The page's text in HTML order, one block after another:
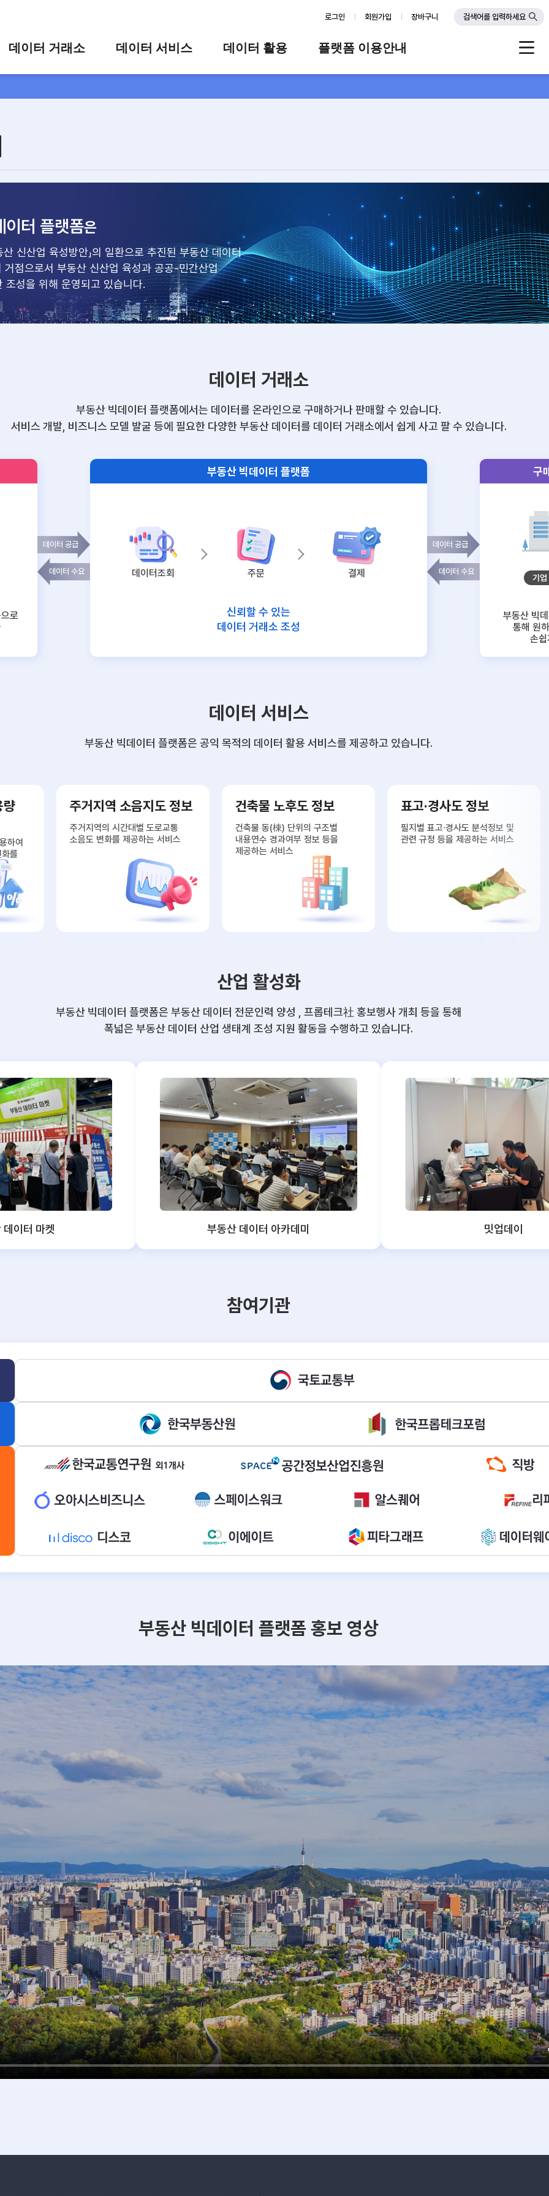
로그인 회원가입 장바구니 검색어를 입력하세요
데이터 거래소
타 플랫폼 상품 검색
데이터 서비스 데이터 활용 플랫폼 이용안내
Q&A
이터 플랫폼은
산 신산업 육성방안」의 일환으로 추진된 부동산 데이터
거점으로서 부동산 신산업 육성과 공공-민간산업
조성을 위해 운영되고 있습니다.
데이터 거래소
부동산 빅데이터 플랫폼에서는 데이터를 온라인으로 구매하거나 판매할 수 있습니다.
서비스 개발, 비즈니스 모델 발굴 등에 필요한 다양한 부동산 데이터를 데이터 거래소에서 쉽게 사고 팔 수 있습니다.
로
데이터 공급
데이터 수요
부동산 빅데이터 플랫폼
데이터조회 주문 결제
신뢰할 수 있는
데이터 거래소 조성
데이터 공급
데이터 수요
구
기
부동산 빅
통해 원
손
데이터 서비스
부동산 빅데이터 플랫폼은 공익 목적의 데이터 활용 서비스를 제공하고 있습니다.
량
하여
를
주거지역 소음지도 정보
주거지역의 시간대별 도로교통
소음도 변화를 제공하는 서비스
건축물 노후도 정보
건축물 동(棟) 단위의 구조별
내용연수 경과여부 정보 등을
제공하는 서비스
표고·경사도 정보
필지별 표고∙경사도 분석정보 및
관련 규정 등을 제공하는 서비스
산업 활성화
부동산 빅데이터 플랫폼은 부동산 데이터 전문인력 양성 , 프롭테크社 홍보행사 개최 등을 통해
폭넓은 부동산 데이터 산업 생태계 조성 지원 활동을 수행하고 있습니다.
데이터 마켓 부동산 데이터 아카데미 밋업데이
참여기관
부동산 빅데이터 플랫폼 홍보 영상